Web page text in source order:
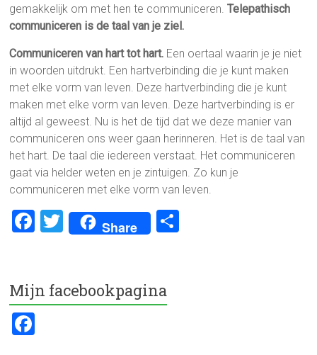
gemakkelijk om met hen te communiceren.Telepathisch
communiceren is de taal van je ziel.
Communiceren van hart tot hart. Een oertaal waarin je je niet
in woorden uitdrukt. Een hartverbinding die je kunt maken
met elke vorm van leven. Deze hartverbinding die je kunt
maken met elke vorm van leven. Deze hartverbinding is er
altijd al geweest. Nu is het de tijd dat we deze manier van
communiceren ons weer gaan herinneren. Het is de taal van
het hart. De taal die iedereen verstaat. Het communiceren
gaat via helder weten en je zintuigen. Zo kun je
communiceren met elke vorm van leven.
F
b
o
T
wi
er
Share
Mijn facebookpagina